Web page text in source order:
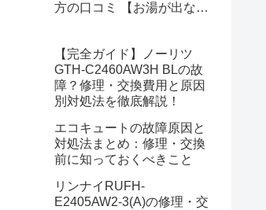
方の口コミ 【お湯が出ない
【完全ガイド】ノーリツ
GTH-C2460AW3H BLの故
障？修理・交換費用と原因
別対処法を徹底解説！
エコキュートの故障原因と
対処法まとめ：修理・交換
前に知っておくべきこと
リンナイRUFH-
E2405AW2-3(A)の修理・交